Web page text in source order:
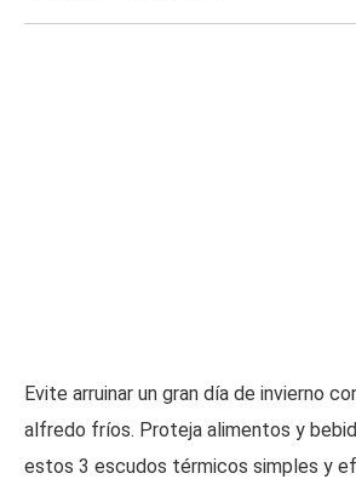
Evite arruinar un gran día de invierno
alfredo fríos. Proteja alimentos y
estos 3 escudos térmicos simples y